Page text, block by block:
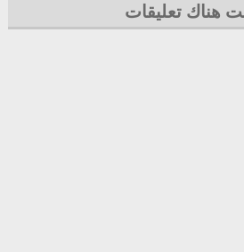
هناك تعليقات